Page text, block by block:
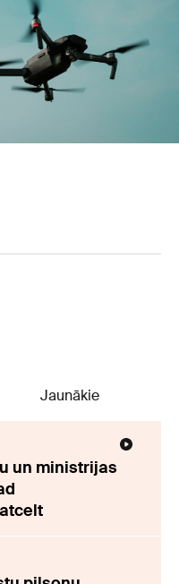
Jaunākie
un ministrijas